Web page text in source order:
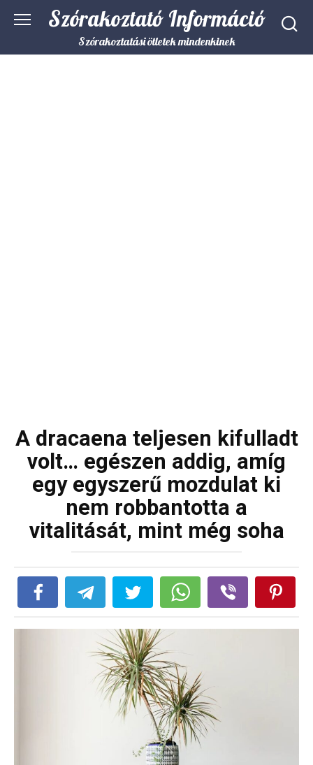
Szórakoztató Információ
Szórakoztatási ötletek mindenkinek
A dracaena teljesen kifulladt
volt… egészen addig, amíg
egy egyszerű mozdulat ki
nem robbantotta a
vitalitását, mint még soha